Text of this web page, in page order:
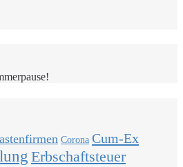
Corona Cum-Ex
Erbschaftsteuer